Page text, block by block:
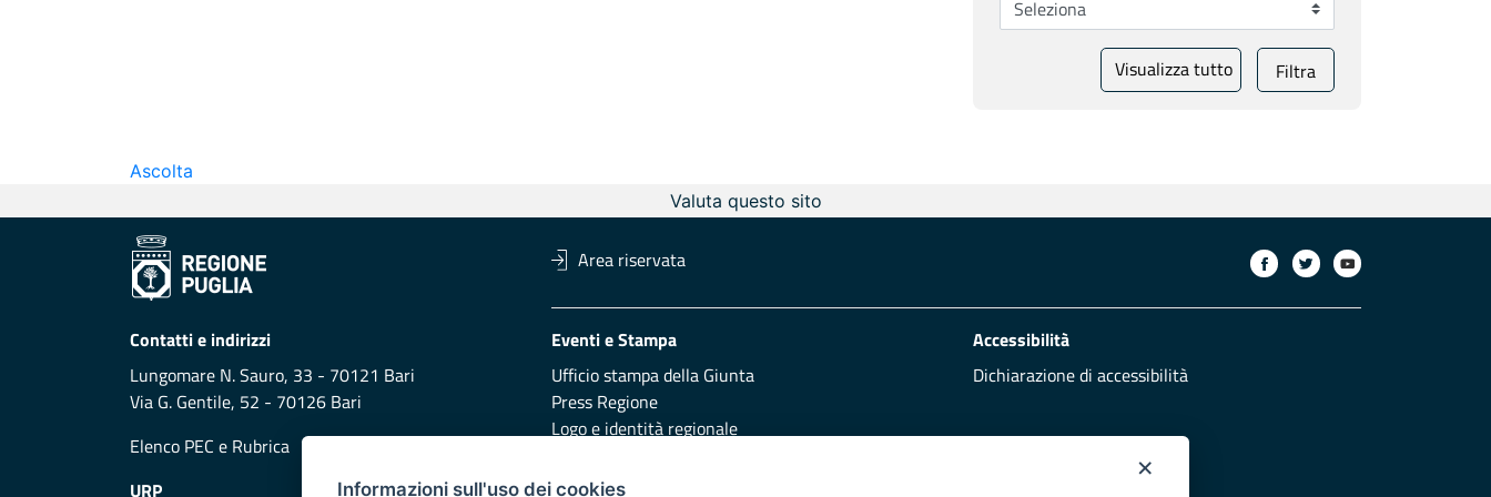
Visualizza tutto Filtra
Ascolta
Valuta questo sito
Area riservata
Contatti e indirizzi
Lungomare N. Sauro, 33 - 70121 Bari
Via G. Gentile, 52 - 70126 Bari
Elenco PEC e Rubrica
Eventi e Stampa
Ufficio stampa della Giunta
Press Regione
Logo e identità regionale
Accessibilità
Dichiarazione di accessibilità
URP Redazione
×
Informazioni sull'uso dei cookies